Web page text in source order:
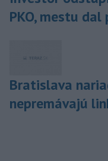
PKO, mestu
Bratislava
nepremávajú